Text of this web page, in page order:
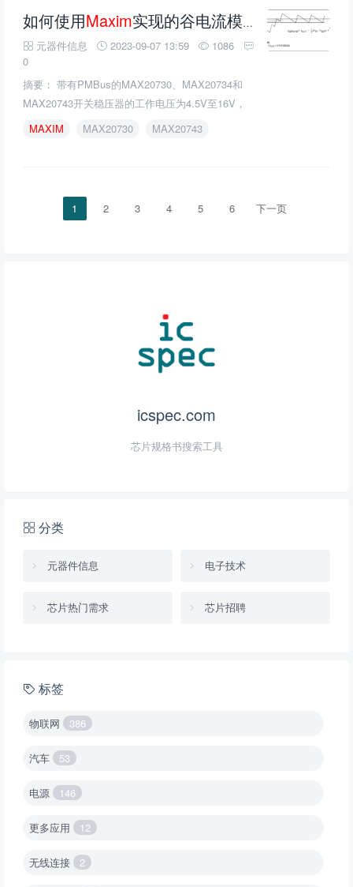
如何使用Maxim实现的谷电流模式算法来设置OCP值
元器件信息 2023-09-07 13:59
1086
0
摘要： 带有PMBus的MAX20730、MAX20734和
MAX20743开关稳压器的工作电压为4.5V至16V，
电压要求高达35A。当使用开关稳压器的12V总线系
MAX20745器件也适用。
MAXIM MAX20730 MAX20743
1 2 3 4 5 6 下一页
icspec.com
芯片规格书搜索工具
分类
元器件信息 电子技术
芯片热门需求 芯片招聘
标签
物联网 386
汽车 53
电源 146
更多应用 12
无线连接 2